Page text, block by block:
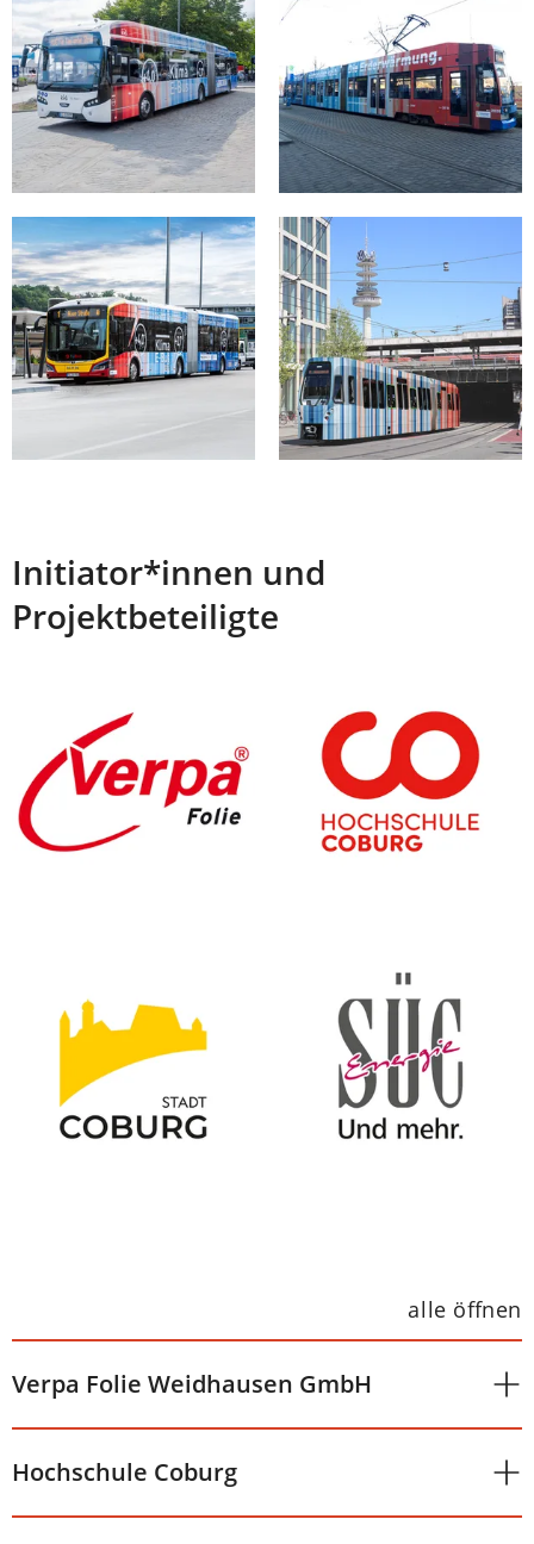
Hamburg
Hamburg
Klima E-Bus in Kiel
Straßenbahn in
Leipzig
Hannover
Initiator*innen und
Projektbeteiligte
alle öffnen
Verpa Folie Weidhausen GmbH
Hochschule Coburg